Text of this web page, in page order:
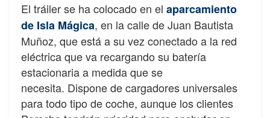
El tráiler se ha colocado en el aparcamiento
de Isla Mágica, en la calle de Juan Bautista
Muñoz, que está a su vez conectado a la red
eléctrica que va recargando su batería
estacionaria a medida que se
necesita. Dispone de cargadores universales
para todo tipo de coche, aunque los clientes